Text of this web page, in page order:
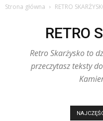
Strona główna RETRO
RETRO
Retro Skarżysko to
przeczytasz teksty